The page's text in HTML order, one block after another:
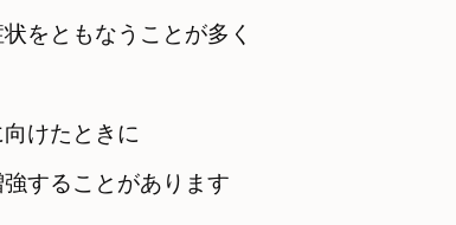
けたときに
することがあります